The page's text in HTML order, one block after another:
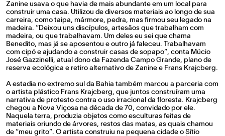
Zanine usava o que havia de mais abundante em um local para
construir uma casa. Utilizou de diversos materiais ao longo de sua
carreira, como taipa, mármore, pedra, mas firmou seu legado na
madeira. “Deixou uns discípulos, artesãos que trabalham com
madeira, ou que trabalhavam. Um deles eu sei que chama
Benedito, mas já se aposentou e outro já faleceu. Trabalhavam
com cipó e ajudando a construir casas de sopapo”, conta Múcio
José Gazzinelli, atual dono da Fazenda Campo Grande, plano de
reserva ecológica e retiro alternativo de Zanine e Frans Krajcberg.
A estadia no extremo sul da Bahia também marcou a parceria com
o artista plástico Frans Krajcberg, que juntos construíram uma
narrativa de protesto contra o uso irracional da floresta. Krajcberg
chegou a Nova Viçosa na década de 70, convidado por ele.
Naquela terra, produzia objetos como esculturas feitas de
materiais oriundo de árvores, restos das matas, as quais chamou
de “meu grito”. O artista construiu na pequena cidade o Sítio